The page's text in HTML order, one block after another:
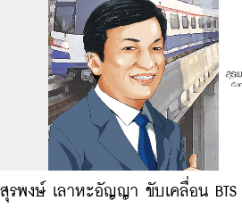
สุรพงษ์ เลาหะอัญญา ขับเคลื่อน BTS